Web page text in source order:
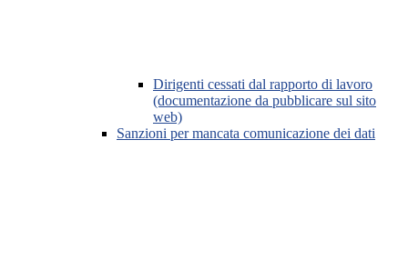
Dirigenti cessati dal rapporto di lavoro
(documentazione da pubblicare sul sito
web)
Sanzioni per mancata comunicazione dei dati